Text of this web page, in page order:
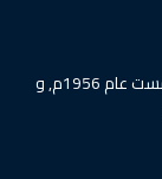
هي أول جريدة مسائية في جمهورية مصر العربية تأسست عام 1956م, و